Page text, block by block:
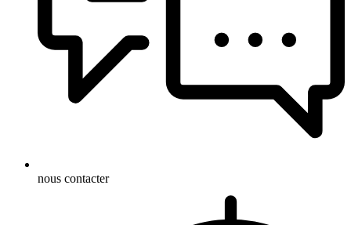
nous contacter